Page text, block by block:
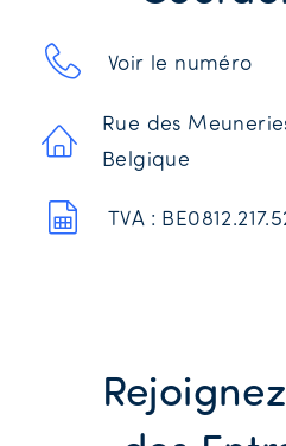
Voir le numéro
Rue des
Belgique
TVA :